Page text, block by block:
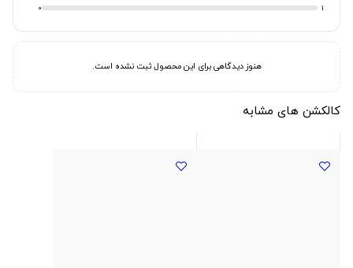
1
0
هنوز دیدگاهی برای این محصول ثبت نشده است.
کالکشن های مشابه